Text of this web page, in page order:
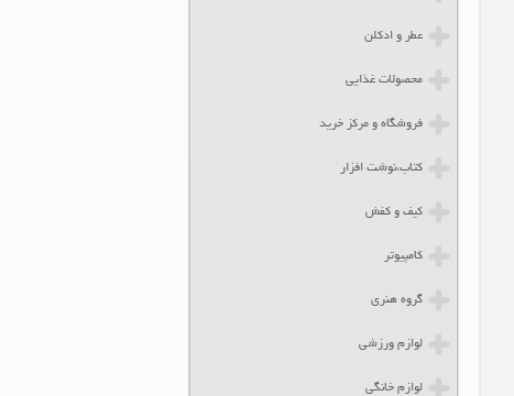
عطر و ادکلن
محصولات غذایی
فروشگاه و مرکز خرید
کتاب،نوشت افزار
کیف و کفش
کامپیوتر
گروه هنری
لوازم ورزشی
لوازم خانگی